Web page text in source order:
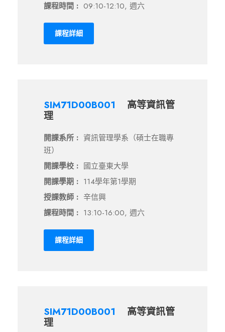
課程時間 : 09:10-12:10, 週六
課程詳細
SIM71D00B001
高等資訊管
理
開課系所 : 資訊管理學系（碩士在職專
班）
開課學校 : 國立臺東大學
開課學期 : 114學年第1學期
授課教師 : 辛信興
課程時間 : 13:10-16:00, 週六
課程詳細
SIM71D00B001
高等資訊管
理